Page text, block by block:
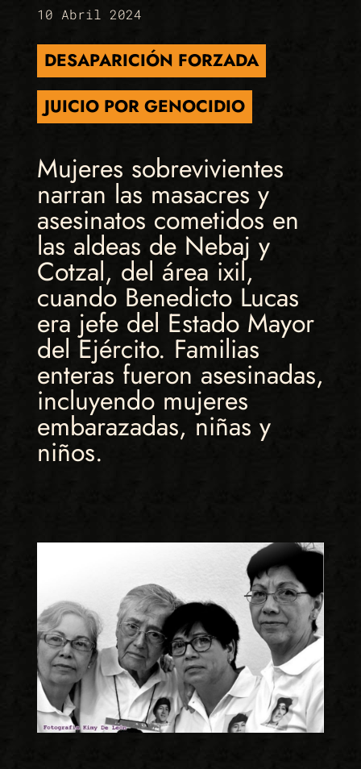
10 Abril 2024
DESAPARICIÓN FORZADA
JUICIO POR GENOCIDIO
Mujeres sobrevivientes
narran las masacres y
asesinatos cometidos en
las aldeas de Nebaj y
Cotzal, del área ixil,
cuando Benedicto Lucas
era jefe del Estado Mayor
del Ejército. Familias
enteras fueron asesinadas,
incluyendo mujeres
embarazadas, niñas y
niños.